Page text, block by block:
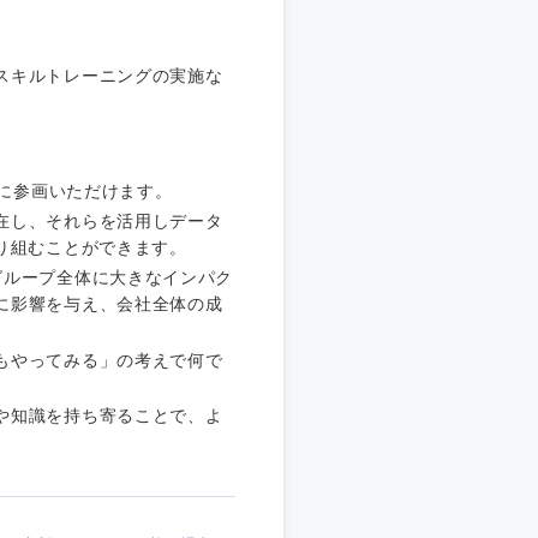
キルトレーニングの実施な
画いただけます。
し、それらを活用しデータ
むことができます。
ープ全体に大きなインパク
影響を与え、会社全体の成
やってみる」の考えで何で
識を持ち寄ることで、よ
静岡県
三重県